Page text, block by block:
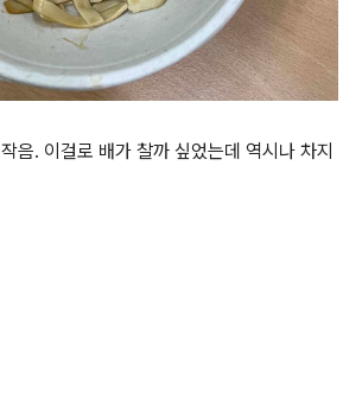
음. 이걸로 배가 찰까 싶었는데 역시나 차지